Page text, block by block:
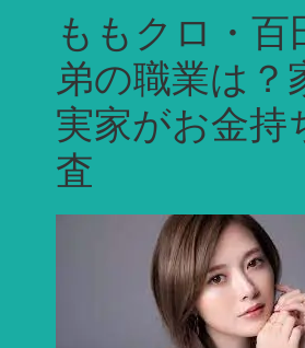
ももクロ・百
弟の職業は？
実家がお金持
査